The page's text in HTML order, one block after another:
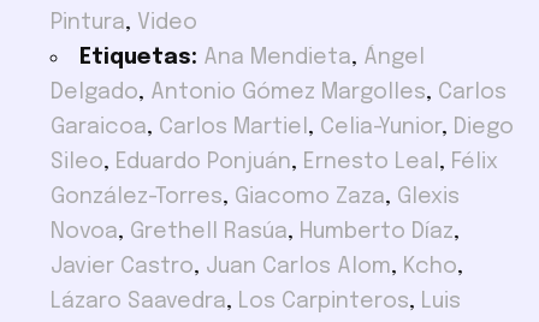
Pintura, Video
Etiquetas: Ana Mendieta, Ángel
Delgado, Antonio Gómez Margolles, Carlos
Garaicoa, Carlos Martiel , Celia-Yunior, Diego
Sileo, Eduardo Ponjuán, Ernesto Leal , Félix
González-Torres, Giacomo Zaza, Glexis
Novoa, Grethell Rasúa, Humberto Díaz,
Javier Castro, Juan Carlos Alom, Kcho,
Lázaro Saavedra, Los Carpinteros, Luis